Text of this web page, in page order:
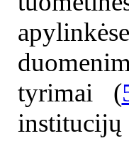
tyrimai (